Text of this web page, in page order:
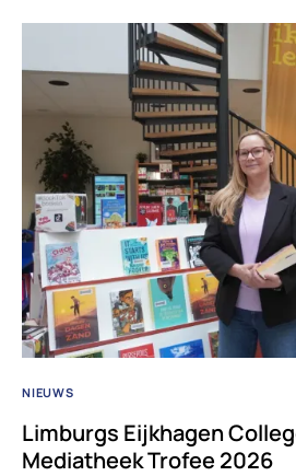
NIEUWS
Limburgs Eijkhagen
Mediatheek Trofee 2026